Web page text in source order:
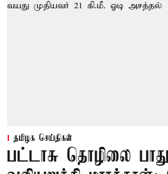
தமிழக செய்திகள்
பட்டாசு தொழிலை